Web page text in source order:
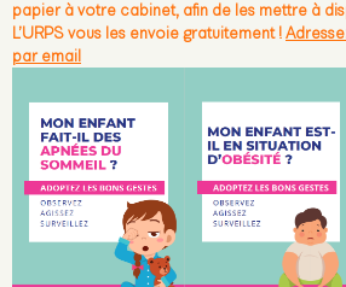
papier à votre cabinet, afin de les mettre à
L’URPS vous les envoie gratuitement !
par email